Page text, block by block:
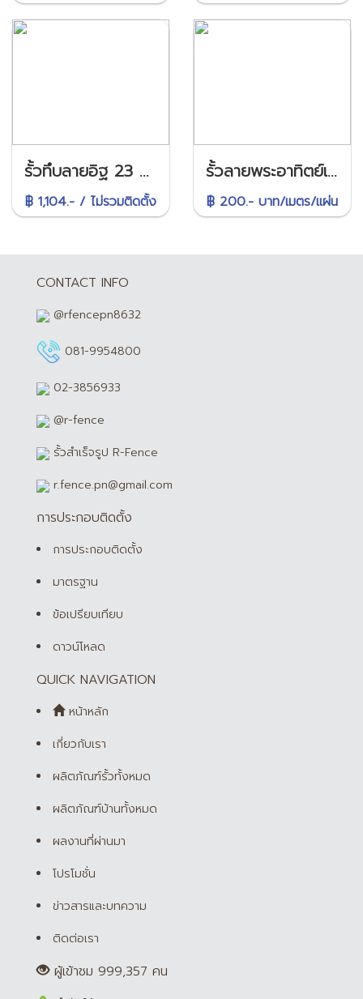
รั้วทึบลายอิฐ 23 ซม.
฿ 1,104.- / ไม่รวมติดตั้ง
รั้วลายพระอาทิตย์เดี่ยว
฿ 200.- บาท/เมตร/แผ่น
CONTACT INFO
@rfencepn8632
081-9954800
02-3856933
@r-fence
รั้วสำเร็จรูป R-Fence
r.fence.pn@gmail.com
การประกอบติดตั้ง
การประกอบติดตั้ง
มาตรฐาน
ข้อเปรียบเทียบ
ดาวน์โหลด
QUICK NAVIGATION
หน้าหลัก
เกี่ยวกับเรา
ผลิตภัณฑ์รั้วทั้งหมด
ผลิตภัณฑ์บ้านทั้งหมด
ผลงานที่ผ่านมา
โปรโมชั่น
ข่าวสารและบทความ
ติดต่อเรา
ผู้เข้าชม 999,357 คน